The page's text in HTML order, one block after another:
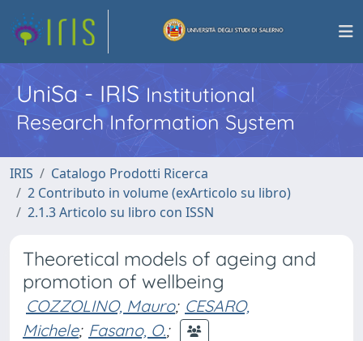
UniSa - IRISInstitutional
Research Information System
IRIS
Catalogo Prodotti Ricerca
2 Contributo in volume (exArticolo su libro)
2.1.3 Articolo su libro con ISSN
Theoretical models of ageing and
promotion of wellbeing
COZZOLINO, Mauro; CESARO,
Michele; Fasano, O.;